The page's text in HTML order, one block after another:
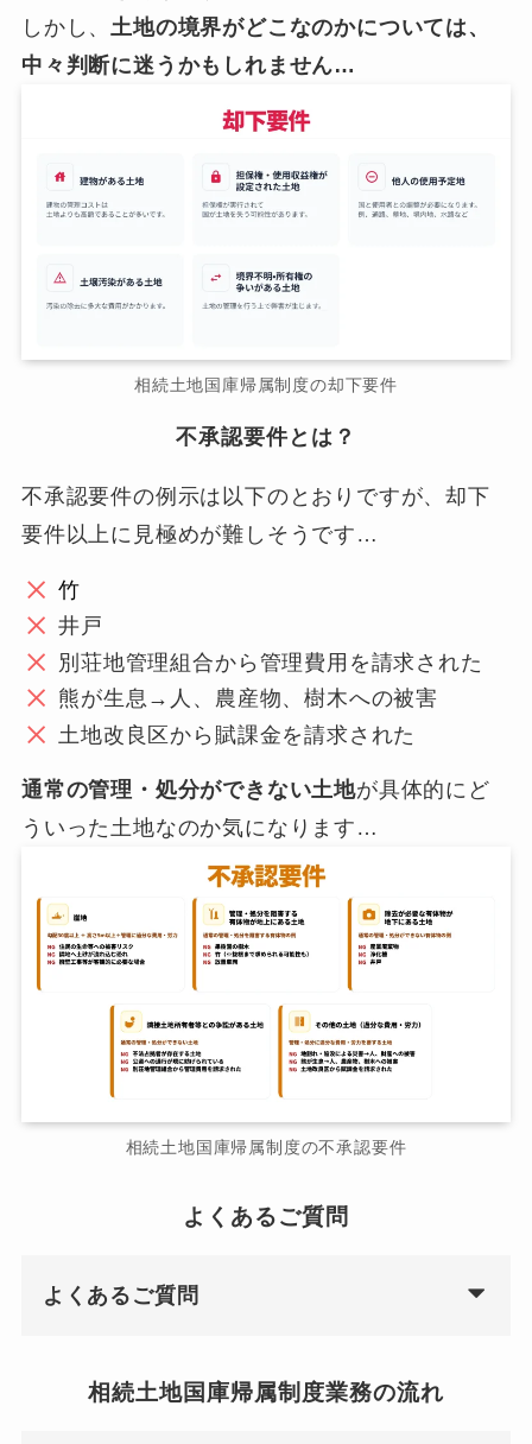
しかし、土地の境界がどこなのかについては、
中々判断に迷うかもしれません…
相続土地国庫帰属制度の却下要件
不承認要件とは？
不承認要件の例示は以下のとおりですが、却下
要件以上に見極めが難しそうです…
竹
井戸
別荘地管理組合から管理費用を請求された
熊が生息→人、農産物、樹木への被害
土地改良区から賦課金を請求された
通常の管理・処分ができない土地が具体的にど
ういった土地なのか気になります…
相続土地国庫帰属制度の不承認要件
よくあるご質問
よくあるご質問
相続土地国庫帰属制度業務の流れ